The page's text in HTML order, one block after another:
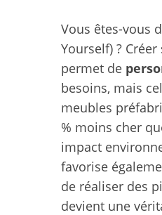
Vous êtes-vous
Yourself) ?
permet de
besoins, mais
meubles
% moins cher
impact
favorise
de réaliser des
devient une